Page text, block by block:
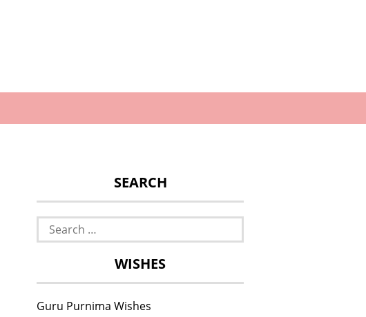
SEARCH
Search
for:
WISHES
Guru Purnima Wishes